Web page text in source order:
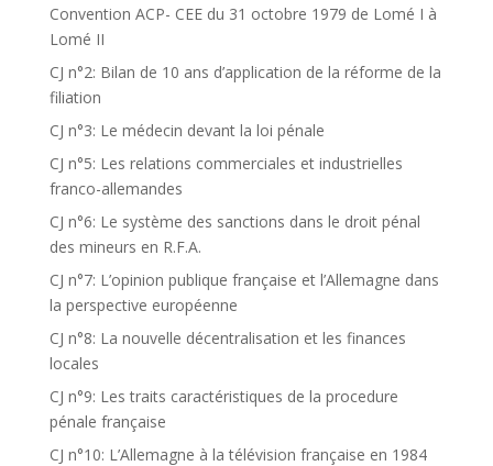
Convention ACP- CEE du 31 octobre 1979 de Lomé I à
Lomé II
CJ n°2: Bilan de 10 ans d’application de la réforme de la
filiation
CJ n°3: Le médecin devant la loi pénale
CJ n°5: Les relations commerciales et industrielles
franco-allemandes
CJ n°6: Le système des sanctions dans le droit pénal
des mineurs en R.F.A.
CJ n°7: L’opinion publique française et l’Allemagne dans
la perspective européenne
CJ n°8: La nouvelle décentralisation et les finances
locales
CJ n°9: Les traits caractéristiques de la procedure
pénale française
CJ n°10: L’Allemagne à la télévision française en 1984